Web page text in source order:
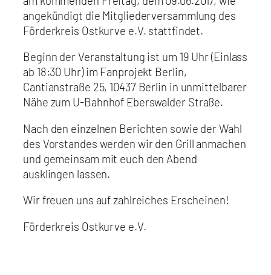
angekündigt die Mitgliederversammlung des
Förderkreis Ostkurve e.V. stattfindet.
Beginn der Veranstaltung ist um 19 Uhr (Einlass
ab 18:30 Uhr) im Fanprojekt Berlin,
Cantianstraße 25, 10437 Berlin in unmittelbarer
Nähe zum U-Bahnhof Eberswalder Straße.
Nach den einzelnen Berichten sowie der Wahl
des Vorstandes werden wir den Grill anmachen
und gemeinsam mit euch den Abend
ausklingen lassen.
Wir freuen uns auf zahlreiches Erscheinen!
Förderkreis Ostkurve e.V.